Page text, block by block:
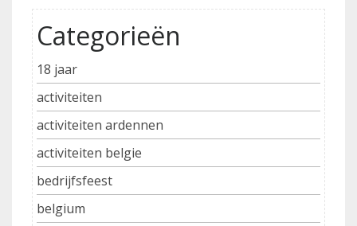
Categorieën
18 jaar
activiteiten
activiteiten ardennen
activiteiten belgie
bedrijfsfeest
belgium